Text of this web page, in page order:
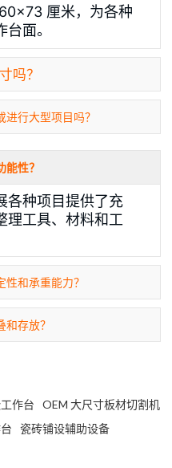
厘米，为各种
面。
吗？
行大型项目吗？
性？
各种项目提供了充
理工具、材料和工
和承重能力？
存放？
作台
OEM 大尺寸板材切割机
瓷砖铺设辅助设备